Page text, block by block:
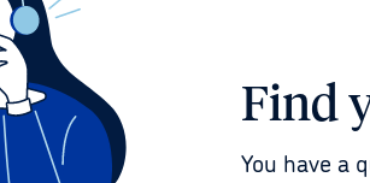
Find
You have a